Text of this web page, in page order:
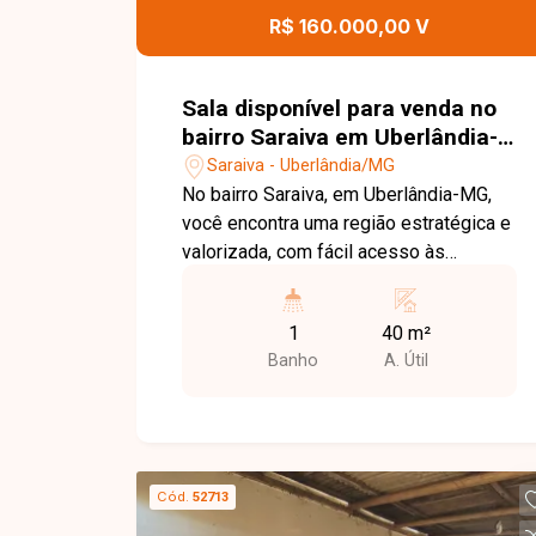
oportunidade para investir em uma área
Martins. Agende uma visita e conheça
todos os detalhes deste imóvel.
R$ 160.000,00 V
Sala disponível para venda no
bairro Saraiva em Uberlândia-
MGSaraiva - Uberlândia/MG
No bairro Saraiva, em Uberlândia-MG,
você encontra uma região estratégica e
valorizada, com fácil acesso às
estar próxima a comércios, bancos,
clínicas, universidades e diversos
serviços, oferecendo praticidade para o
Shop, composta por duas salas
integradas, totalizando
1
Banho
40 m²
A. Útil
Cód. 52713